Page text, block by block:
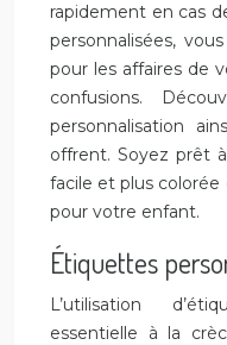
rapidement en cas
personnalisées,
pour les affaires de
confusions.
personnalisation
offrent. Soyez prêt
facile et plus
pour votre enfant.
Étiquettes
L’utilisation
essentielle à la